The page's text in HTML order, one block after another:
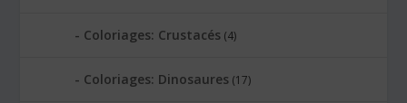
Coloriages: Crustacés (4)
Coloriages: Dinosaures (17)